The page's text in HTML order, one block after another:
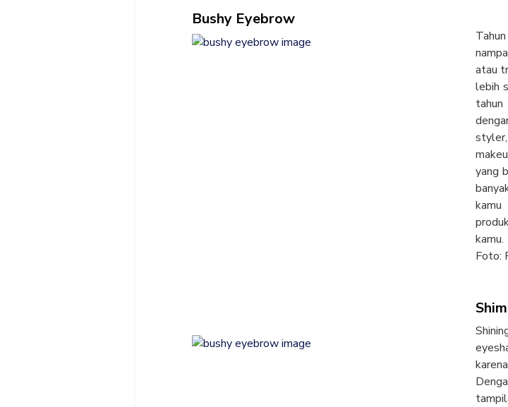
Bushy Eyebrow
atau
lebih
yang
kamu
kamu.
Foto: